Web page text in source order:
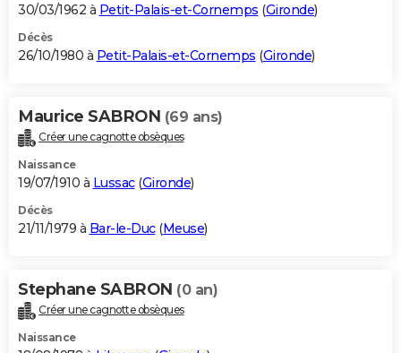
30/03/1962 à Petit-Palais-et-Cornemps (Gironde)
Décès
26/10/1980 à Petit-Palais-et-Cornemps (Gironde)
Maurice SABRON (69 ans)
Créer une cagnotte obsèques
Naissance
19/07/1910 à Lussac(Gironde)
Décès
21/11/1979 à Bar-le-Duc(Meuse)
Stephane SABRON (0 an)
Créer une cagnotte obsèques
Naissance